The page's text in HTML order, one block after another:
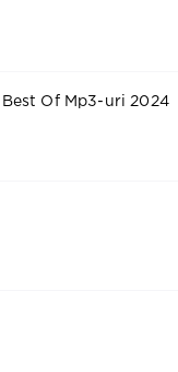
Best Of Mp3-uri 2024